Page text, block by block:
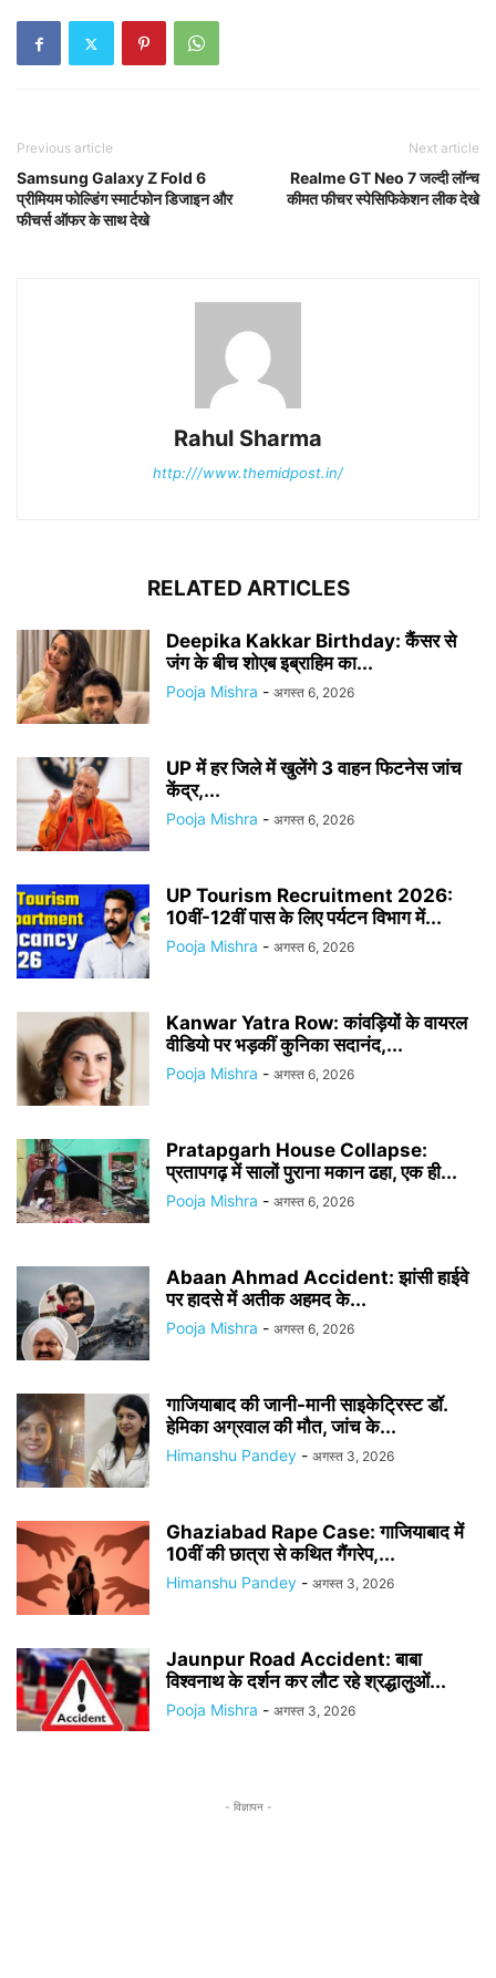
Previous article
Samsung Galaxy Z Fold 6
प्रीमियम फोल्डिंग स्मार्टफोन डिजाइन और
फीचर्स ऑफर के साथ देखे
Next article
Realme GT Neo 7 जल्दी लॉन्च
कीमत फीचर स्पेसिफिकेशन लीक देखे
Rahul Sharma
http:///www.themidpost.in/
RELATED ARTICLES
Deepika Kakkar Birthday: कैंसर से
जंग के बीच शोएब इब्राहिम का...
Pooja Mishra - अगस्त 6, 2026
UP में हर जिले में खुलेंगे 3 वाहन फिटनेस जांच
केंद्र,...
Pooja Mishra - अगस्त 6, 2026
UP Tourism Recruitment 2026:
10वीं-12वीं पास के लिए पर्यटन विभाग में...
Pooja Mishra - अगस्त 6, 2026
Kanwar Yatra Row: कांवड़ियों के वायरल
वीडियो पर भड़कीं कुनिका सदानंद,...
Pooja Mishra - अगस्त 6, 2026
Pratapgarh House Collapse:
प्रतापगढ़ में सालों पुराना मकान ढहा, एक ही...
Pooja Mishra - अगस्त 6, 2026
Abaan Ahmad Accident: झांसी हाईवे
पर हादसे में अतीक अहमद के...
Pooja Mishra - अगस्त 6, 2026
गाजियाबाद की जानी-मानी साइकेट्रिस्ट डॉ.
हेमिका अग्रवाल की मौत, जांच के...
Himanshu Pandey - अगस्त 3, 2026
Ghaziabad Rape Case: गाजियाबाद में
10वीं की छात्रा से कथित गैंगरेप,...
Himanshu Pandey - अगस्त 3, 2026
Jaunpur Road Accident: बाबा
विश्वनाथ के दर्शन कर लौट रहे श्रद्धालुओं...
Pooja Mishra - अगस्त 3, 2026
- विज्ञापन -